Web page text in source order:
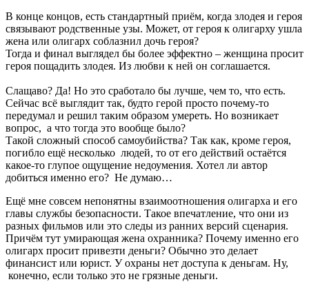
В конце концов, есть стандартный приём, когда злодея и героя
связывают родственные узы. Может, от героя к олигарху ушла
жена или олигарх соблазнил дочь героя?
Тогда и финал выглядел бы более эффектно – женщина просит
героя пощадить злодея. Из любви к ней он соглашается.
Слащаво? Да! Но это сработало бы лучше, чем то, что есть.
Сейчас всё выглядит так, будто герой просто почему-то
передумал и решил таким образом умереть. Но возникает
вопрос, а что тогда это вообще было?
Такой сложный способ самоубийства? Так как, кроме героя,
погибло ещё несколько людей, то от его действий остаётся
какое-то глупое ощущение недоумения. Хотел ли автор
добиться именно его? Не думаю…
Ещё мне совсем непонятны взаимоотношения олигарха и его
главы службы безопасности. Такое впечатление, что они из
разных фильмов или это следы из ранних версий сценария.
Причём тут умирающая жена охранника? Почему именно его
олигарх просит привезти деньги? Обычно это делает
финансист или юрист. У охраны нет доступа к деньгам. Ну,
конечно, если только это не грязные деньги.